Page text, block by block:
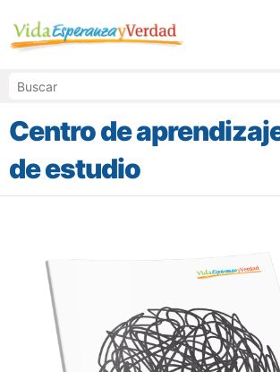
Centro de
de estudio